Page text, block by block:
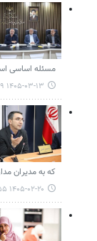
مسئله اساسی
۱۴۰۵-۰۳-۱۳ ۱۸:۵۹
که به مدیران
۱۴۰۵-۰۲-۲۰ ۲۳:۵۵